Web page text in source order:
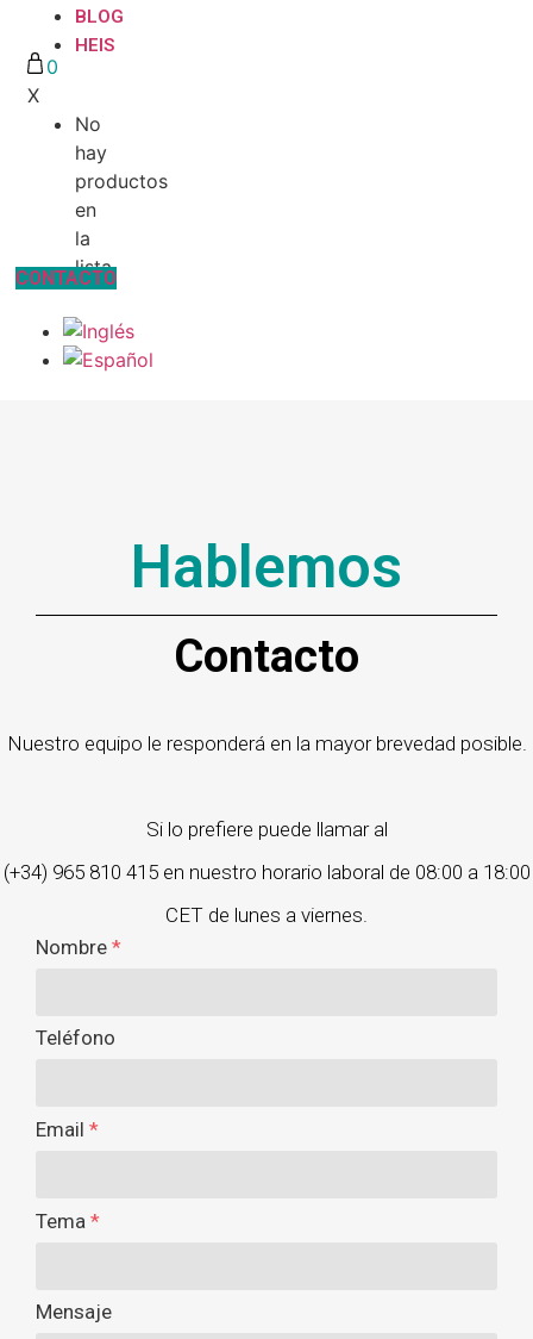
BLOG
HEIS
0
X
No
hay
productos
en
la
lista
CONTACTO
Hablemos
Contacto
Nuestro equipo le responderá en la mayor brevedad posible.
Si lo prefiere puede llamar al
(+34) 965 810 415 en nuestro horario laboral de 08:00 a 18:00
CET de lunes a viernes.
Nombre *
Teléfono
Email *
Tema *
Mensaje